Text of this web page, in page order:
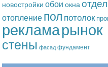
новостройки обои окна
отоплениепол потолок
рекламарынок
стены фасад фундамент